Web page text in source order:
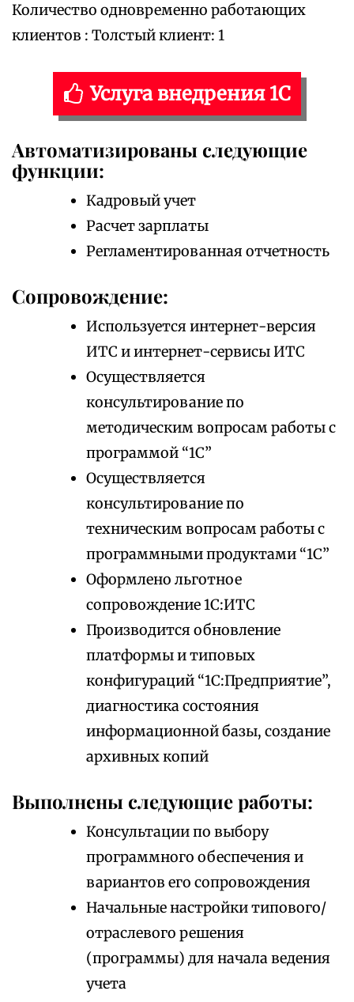
Количество одновременно работающих
клиентов : Толстый клиент: 1
Услуга внедрения 1С
Автоматизированы следующие
функции:
Кадровый учет
Расчет зарплаты
Регламентированная отчетность
Сопровождение:
Используется интернет-версия
ИТС и интернет-сервисы ИТС
Осуществляется
консультирование по
методическим вопросам работы с
программой “1С”
Осуществляется
консультирование по
техническим вопросам работы с
программными продуктами “1С”
Оформлено льготное
сопровождение 1С:ИТС
Производится обновление
платформы и типовых
конфигураций “1С:Предприятие”,
диагностика состояния
информационной базы, создание
архивных копий
Выполнены следующие работы:
Консультации по выбору
программного обеспечения и
вариантов его сопровождения
Начальные настройки типового/
отраслевого решения
(программы) для начала ведения
учета